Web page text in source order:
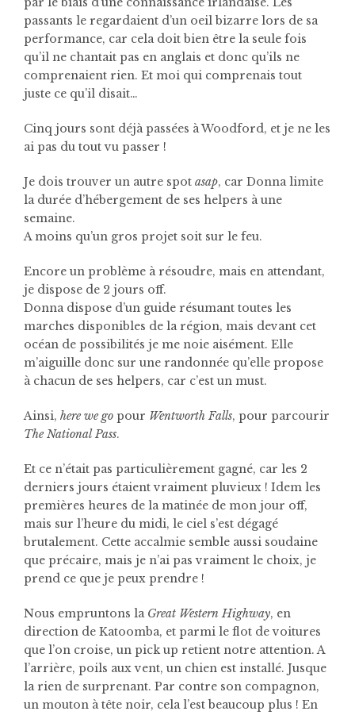
passants le regardaient d’un oeil bizarre lors de sa
performance, car cela doit bien être la seule fois
qu’il ne chantait pas en anglais et donc qu’ils ne
comprenaient rien. Et moi qui comprenais tout
juste ce qu’il disait…
Cinq jours sont déjà passées à Woodford, et je ne les
ai pas du tout vu passer !
Je dois trouver un autre spot asap, car Donna limite
la durée d’hébergement de ses helpers à une
semaine.
A moins qu’un gros projet soit sur le feu.
Encore un problème à résoudre, mais en attendant,
je dispose de 2 jours off.
Donna dispose d’un guide résumant toutes les
marches disponibles de la région, mais devant cet
océan de possibilités je me noie aisément. Elle
m’aiguille donc sur une randonnée qu’elle propose
à chacun de ses helpers, car c’est un must.
Ainsi, here we go pour Wentworth Falls, pour parcourir
The National Pass.
Et ce n’était pas particulièrement gagné, car les 2
derniers jours étaient vraiment pluvieux ! Idem les
premières heures de la matinée de mon jour off,
mais sur l’heure du midi, le ciel s’est dégagé
brutalement. Cette accalmie semble aussi soudaine
que précaire, mais je n’ai pas vraiment le choix, je
prend ce que je peux prendre !
Nous empruntons la Great Western Highway, en
direction de Katoomba, et parmi le flot de voitures
que l’on croise, un pick up retient notre attention. A
l’arrière, poils aux vent, un chien est installé. Jusque
la rien de surprenant. Par contre son compagnon,
un mouton à tête noir, cela l’est beaucoup plus ! En